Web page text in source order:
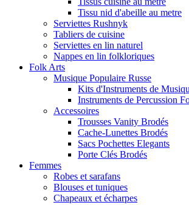
Tissu nid d'abeille au metre
Serviettes Rushnyk
Tabliers de cuisine
Serviettes en lin naturel
Nappes en lin folkloriques
Folk Arts
Musique Populaire Russe
Kits d'Instruments de
Instruments de Percussion
Accessoires
Trousses Vanity Brodés
Cache-Lunettes Brodés
Sacs Pochettes Elegants
Porte Clés Brodés
Femmes
Robes et sarafans
Blouses et tuniques
Chapeaux et écharpes